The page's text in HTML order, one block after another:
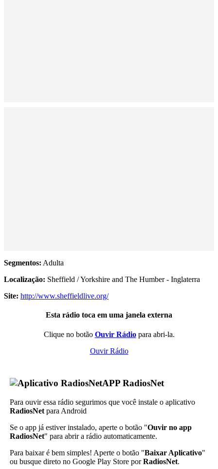
Segmentos: Adulta
Localização: Sheffield / Yorkshire and The Humber - Inglaterra
Site: http://www.sheffieldlive.org/
Esta rádio toca em uma janela externa
Clique no botão Ouvir Rádiopara abri-la.
Ouvir Rádio
APP RadiosNet
Para ouvir essa rádio segurimos que você instale o aplicativo
RadiosNet para Android
Se o app já estiver instalado, aperte o botão "Ouvir no app
RadiosNet" para abrir a rádio automaticamente.
Para baixar é bem simples! Aperte o botão "Baixar Aplicativo"
ou busque direto no Google Play Store porRadiosNet.